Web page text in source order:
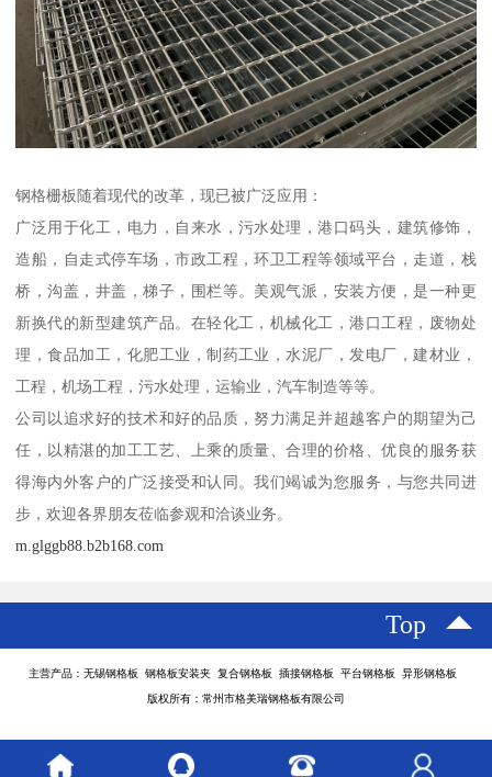
钢格栅板随着现代的改革，现已被广泛应用：
广泛用于化工，电力，自来水，污水处理，港口码头，建筑修饰，
造船，自走式停车场，市政工程，环卫工程等领域平台，走道，栈
桥，沟盖，井盖，梯子，围栏等。美观气派，安装方便，是一种更
新换代的新型建筑产品。在轻化工，机械化工，港口工程，废物处
理，食品加工，化肥工业，制药工业，水泥厂，发电厂，建材业，
工程，机场工程，污水处理，运输业，汽车制造等等。
公司以追求好的技术和好的品质，努力满足并超越客户的期望为己
任，以精湛的加工工艺、上乘的质量、合理的价格、优良的服务获
得海内外客户的广泛接受和认同。我们竭诚为您服务，与您共同进
步，欢迎各界朋友莅临参观和洽谈业务。
m.glggb88.b2b168.com
Top
主营产品：无锡钢格板 钢格板安装夹 复合钢格板 插接钢格板 平台钢格板 异形钢格板
版权所有：常州市格美瑞钢格板有限公司